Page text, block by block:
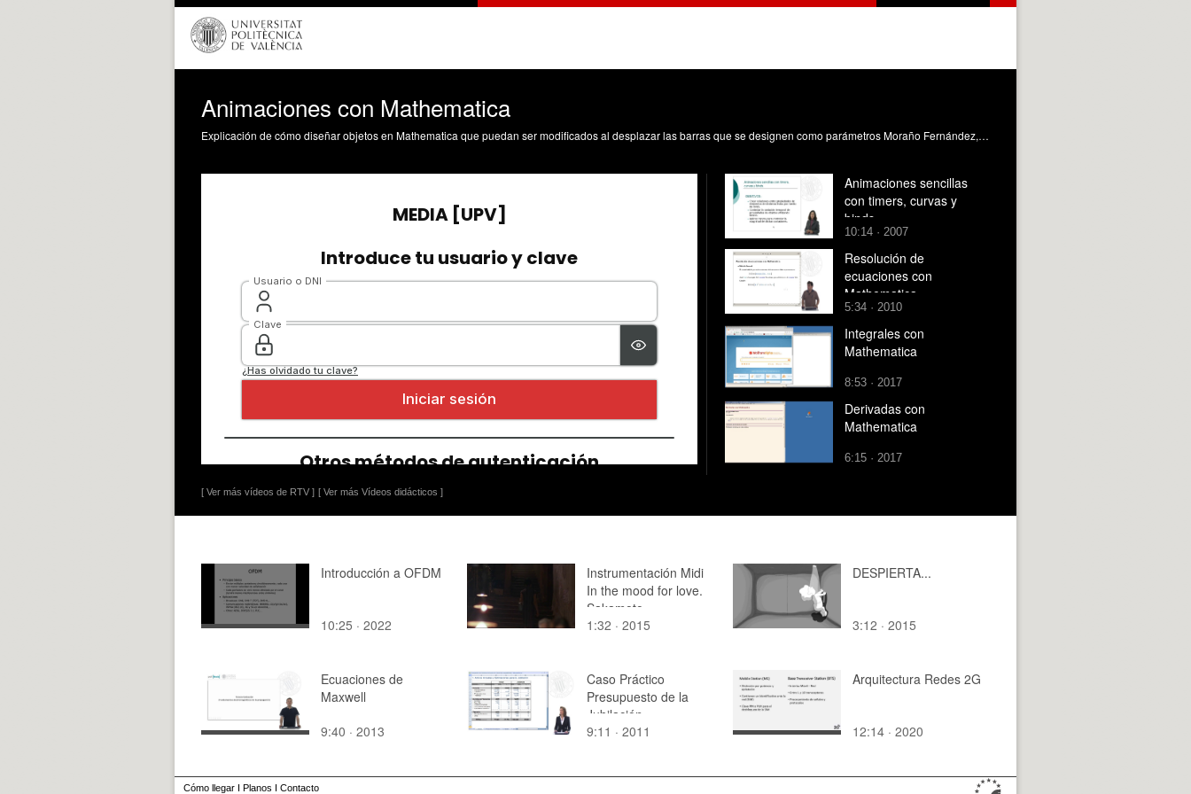
Animaciones con Mathematica
Explicación de cómo diseñar objetos en Mathematica que puedan ser modificados al desplazar las barras que se designen como parámetros Moraño Fernández, JA. (2010). Animaciones con Mathematica. https://riunet.upv.es/handle/10251/8001
[ Ver más vídeos de RTV ] [ Ver más Vídeos didácticos ]
Animaciones sencillas
con timers, curvas y
binds
10:14 · 2007
Resolución de
ecuaciones con
Mathematica
5:34 · 2010
Integrales con
Mathematica
8:53 · 2017
Derivadas con
Mathematica
6:15 · 2017
Introducción a OFDM
10:25 · 2022
Instrumentación Midi
In the mood for love.
Sakamoto
1:32 · 2015
DESPIERTA...
3:12 · 2015
Ecuaciones de
Maxwell
9:40 · 2013
Caso Práctico
Presupuesto de la
Jubilación
9:11 · 2011
Arquitectura Redes 2G
12:14 · 2020
Cómo llegar I Planos I Contacto